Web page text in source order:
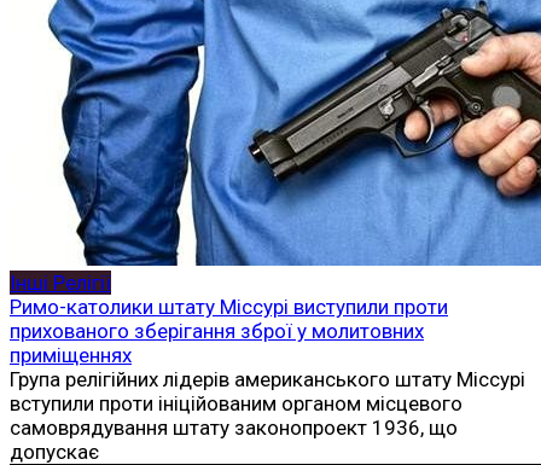
Інші Релігії
Римо-католики штату Міссурі виступили проти
прихованого зберігання зброї у молитовних
приміщеннях
Група релігійних лідерів американського штату Міссурі
вступили проти ініційованим органом місцевого
самоврядування штату законопроект 1936, що
допускає